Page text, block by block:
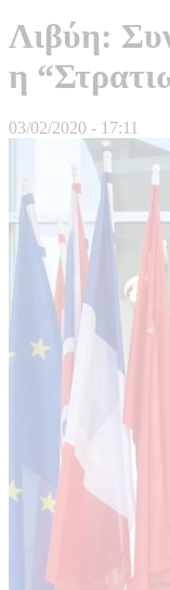
Λιβύη:
η
03/02/2020 - 17:11